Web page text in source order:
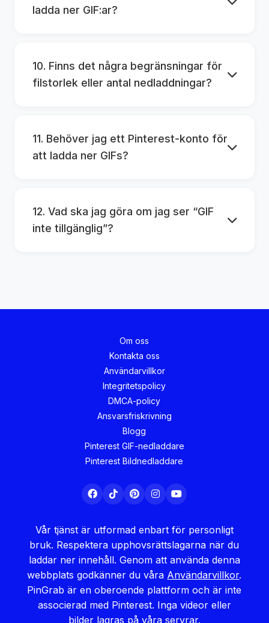
ladda ner GIF:ar?
10. Finns det några begränsningar för
filstorlek eller antal nedladdningar?
11. Behöver jag ett Pinterest-konto för
att ladda ner GIFs?
12. Vad ska jag göra om jag ser “GIF
inte tillgänglig”?
Om oss
Kontakta oss
Användarvillkor
Integritetspolicy
DMCA-policy
Ansvarsfriskrivning
Blogg
Pinterest GIF-nedladdare
Pinterest Bildnedladdare
Vår tjänst är utformad enbart för personligt
bruk. Respektera upphovsrättslagarna när du
laddar ner innehåll. Genom att använda denna
webbplats godkänner du våra Användarvillkor.
PinGrab är en oberoende plattform och är inte
associerad med Pinterest. Inga videor eller
bilder lagras på våra servrar.